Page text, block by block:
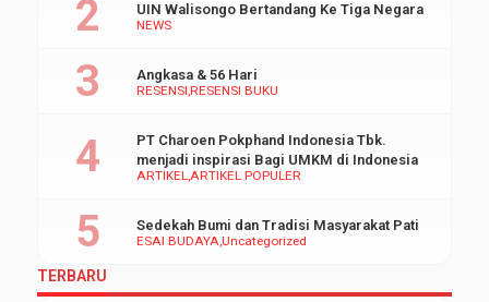
masyarakat. Kebutuhan pokok
papan, tetapi kesehatan juga
hanya berfokus […]
NEWS
UIN Walisongo Bertandang Ke Tiga Negara
RESENSI RESENSI BUKU
Angkasa & 56 Hari
ARTIKELARTIKEL POPULER
PT Charoen Pokphand Indonesia Tbk.
menjadi inspirasi Bagi UMKM di Indonesia
ESAI BUDAYAUncategorized
Sedekah Bumi dan Tradisi Masyarakat Pati
TERBARU